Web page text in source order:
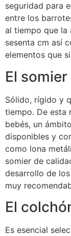
seguridad para
entre los
al tiempo que la
sesenta cm así
elementos que
El somier
Sólido, rígido y
tiempo. De esta
bebés, un
disponibles y
como lona
somier de
desarrollo de
muy
El
Es esencial